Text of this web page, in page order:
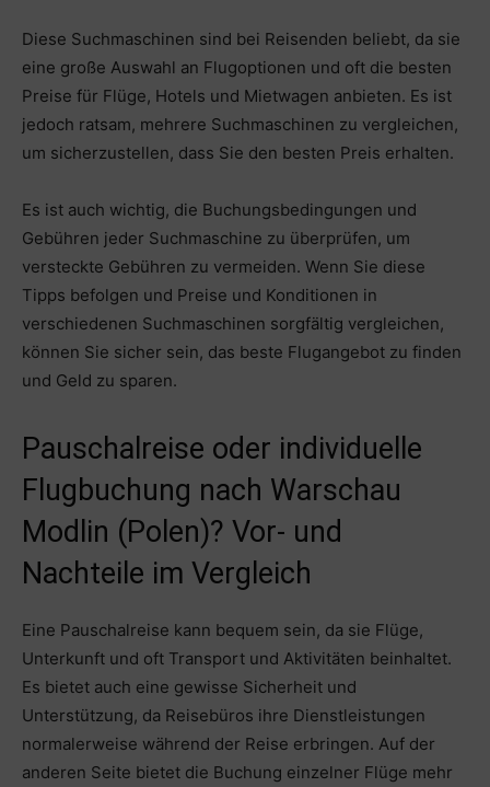
Diese Suchmaschinen sind bei Reisenden beliebt, da sie
eine große Auswahl an Flugoptionen und oft die besten
Preise für Flüge, Hotels und Mietwagen anbieten. Es ist
jedoch ratsam, mehrere Suchmaschinen zu vergleichen,
um sicherzustellen, dass Sie den besten Preis erhalten.
Es ist auch wichtig, die Buchungsbedingungen und
Gebühren jeder Suchmaschine zu überprüfen, um
versteckte Gebühren zu vermeiden. Wenn Sie diese
Tipps befolgen und Preise und Konditionen in
verschiedenen Suchmaschinen sorgfältig vergleichen,
können Sie sicher sein, das beste Flugangebot zu finden
und Geld zu sparen.
Pauschalreise oder individuelle
Flugbuchung nach Warschau
Modlin (Polen)? Vor- und
Nachteile im Vergleich
Eine Pauschalreise kann bequem sein, da sie Flüge,
Unterkunft und oft Transport und Aktivitäten beinhaltet.
Es bietet auch eine gewisse Sicherheit und
Unterstützung, da Reisebüros ihre Dienstleistungen
normalerweise während der Reise erbringen. Auf der
anderen Seite bietet die Buchung einzelner Flüge mehr